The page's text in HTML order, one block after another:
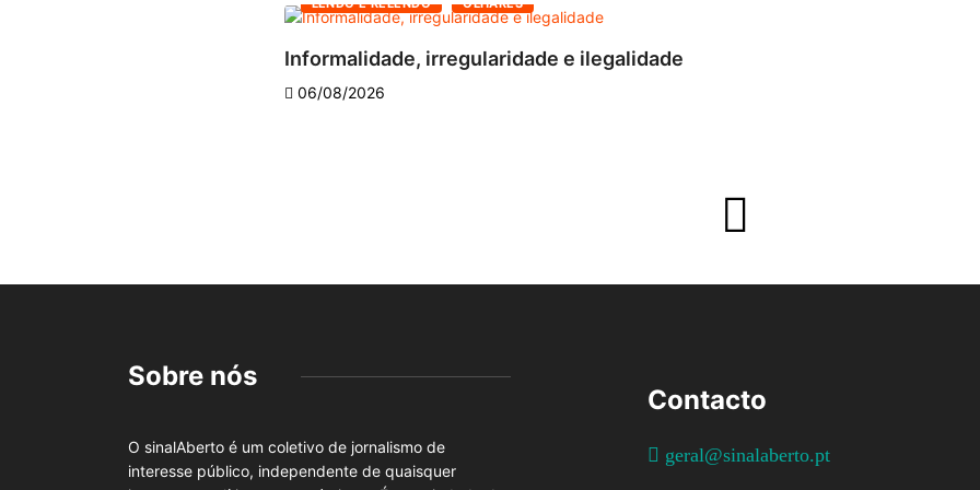
LENDO E RELENDO OLHARES
Informalidade, irregularidade e ilegalidade
06/08/2026
Sobre nós
O sinalAberto é um coletivo de jornalismo de
interesse público, independente de quaisquer
Contacto
geral@sinalaberto.pt